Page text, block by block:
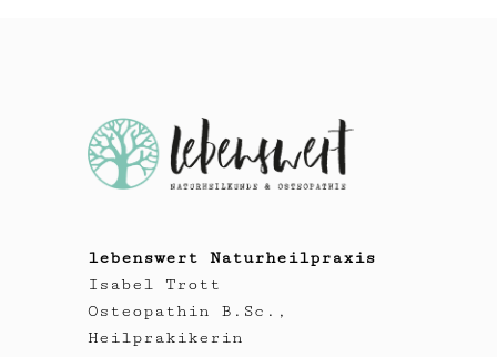
lebenswert Naturheilpraxis
Isabel Trott
Osteopathin B.Sc.,
Heilprakikerin